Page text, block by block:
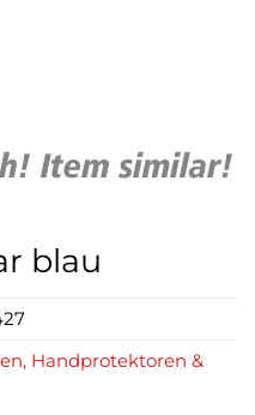
blau
Handprotektoren &